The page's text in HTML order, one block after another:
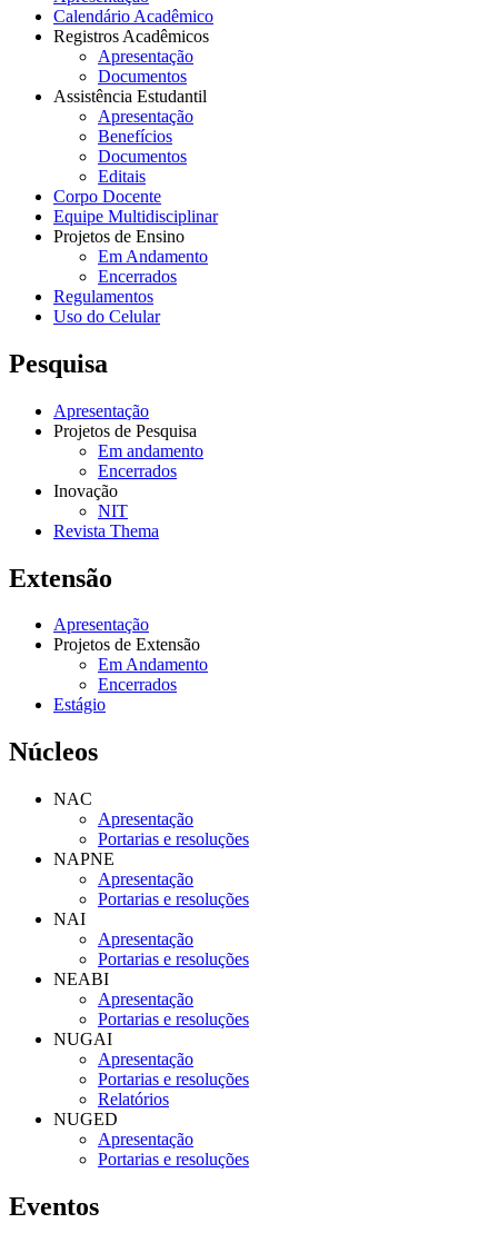
Calendário Acadêmico
Registros Acadêmicos
Apresentação
Documentos
Assistência Estudantil
Apresentação
Benefícios
Documentos
Editais
Corpo Docente
Equipe Multidisciplinar
Projetos de Ensino
Em Andamento
Encerrados
Regulamentos
Uso do Celular
Pesquisa
Apresentação
Projetos de Pesquisa
Em andamento
Encerrados
Inovação
NIT
Revista Thema
Extensão
Apresentação
Projetos de Extensão
Em Andamento
Encerrados
Estágio
Núcleos
NAC
Apresentação
Portarias e resoluções
NAPNE
Apresentação
Portarias e resoluções
NAI
Apresentação
Portarias e resoluções
NEABI
Apresentação
Portarias e resoluções
NUGAI
Apresentação
Portarias e resoluções
Relatórios
NUGED
Apresentação
Portarias e resoluções
Eventos